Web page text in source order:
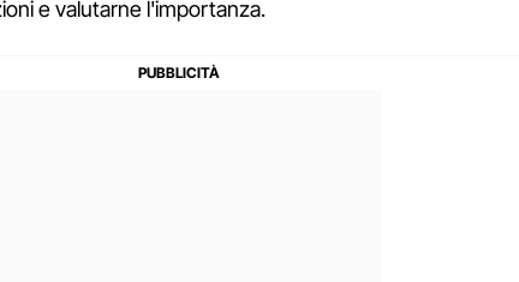
e valutarne l'importanza.